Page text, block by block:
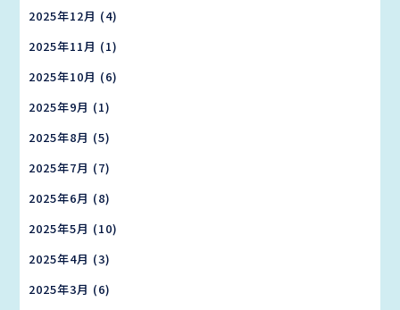
2025年12月 (4)
2025年11月 (1)
2025年10月 (6)
2025年9月 (1)
2025年8月 (5)
2025年7月 (7)
2025年6月 (8)
2025年5月 (10)
2025年4月 (3)
2025年3月 (6)